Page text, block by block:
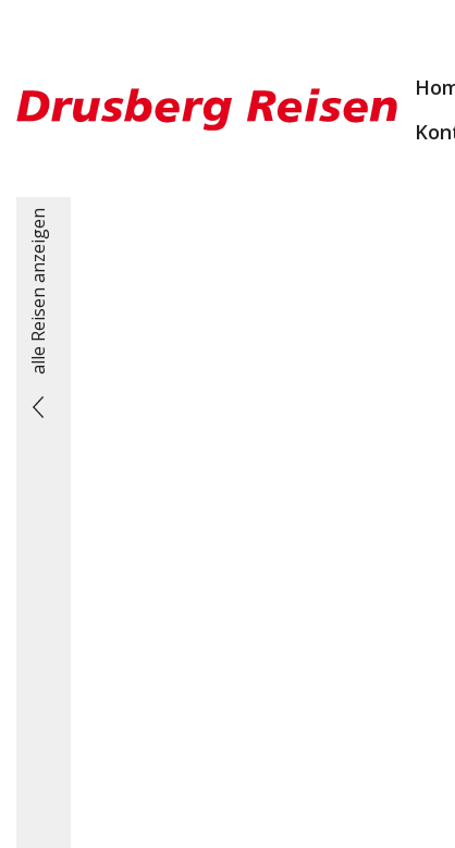
alle Reisen anzeigen